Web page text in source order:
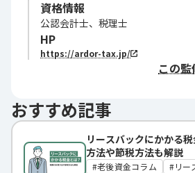
資格情報
公認会計士、税理士
HP
https://ardor-tax.jp/
この
おすすめ記事
リースバックにかかる
方法や節税方法も解説
老後資金コラム
リー